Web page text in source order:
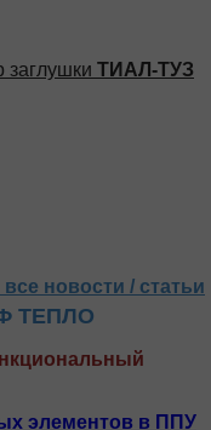
заглушки ТИАЛ-ТУЗ
новости / статьи
ТЕПЛО
элементов в ППУ